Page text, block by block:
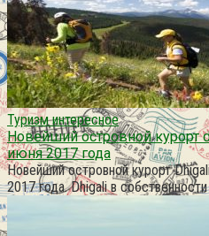
Туризм интересное
Новейший островной курорт
июня 2017 года
Новейший островной курорт
2017 года. Dhigali в